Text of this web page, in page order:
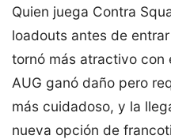
Quien juega Contra
loadouts antes de
tornó más atractivo con
AUG ganó daño pero
más cuidadoso, y la
nueva opción de